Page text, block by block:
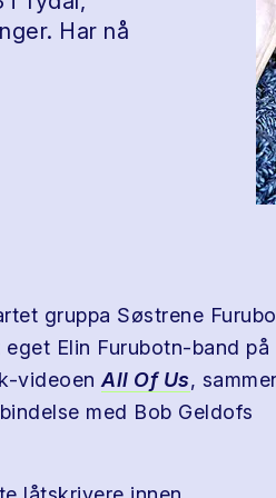
Har nå
gruppa Søstrene
Elin Furubotn-band
videoen All Of Us,
med Bob Geldofs